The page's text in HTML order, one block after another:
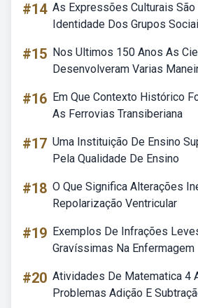
#14 As Expressões Culturais São
Identidade Dos Grupos
#15 Nos Ultimos 150 Anos As
Desenvolveram Varias
#16 Em Que Contexto Histórico
As Ferrovias Transiberiana
#17 Uma Instituição De Ensino
Pela Qualidade De Ensino
#18 O Que Significa Alterações
Repolarização Ventricular
#19 Exemplos De Infrações
Gravíssimas Na Enfermagem
#20 Atividades De Matematica 4
Problemas Adição E